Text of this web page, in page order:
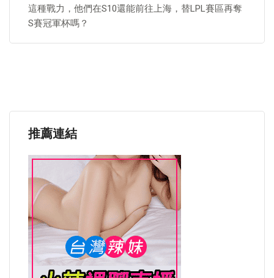
這種戰力，他們在S10還能前往上海，替LPL賽區再奪
S賽冠軍杯嗎？
推薦連結